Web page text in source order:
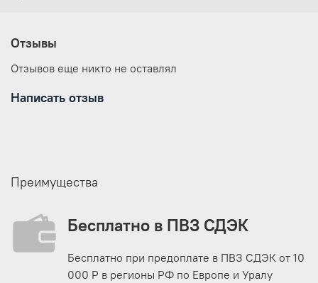
Отзывы
Отзывов еще никто не оставлял
Написать отзыв
Преимущества
Бесплатно в ПВЗ СДЭК
Бесплатно при предоплате в ПВЗ СДЭК от 10
000 Р в регионы РФ по Европе и Уралу